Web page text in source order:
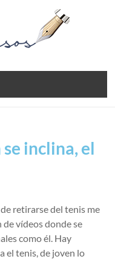
inclina, el
de retirarse del tenis me
vídeos donde se
como él. Hay
el tenis, de joven lo